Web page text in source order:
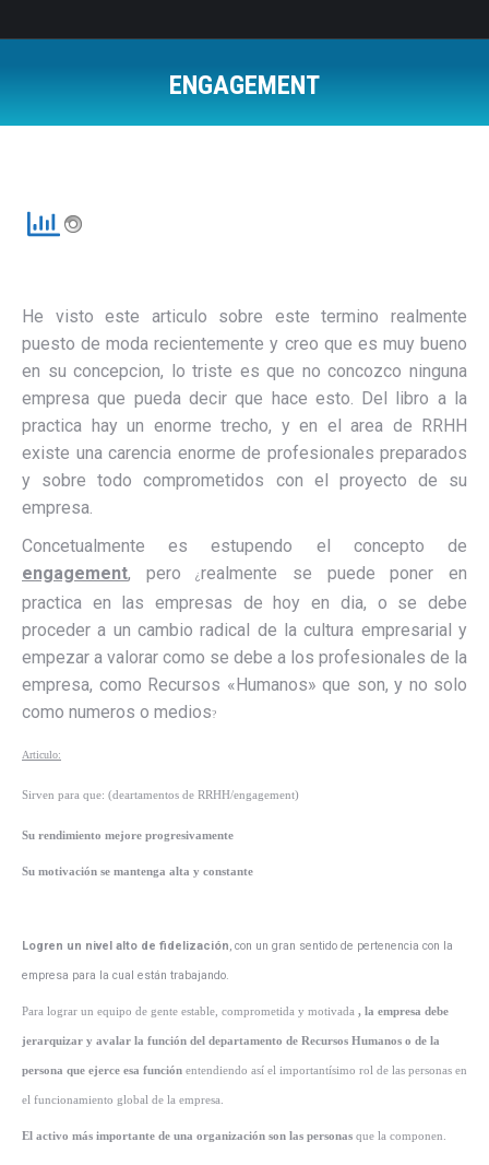
ENGAGEMENT
He visto este articulo sobre este termino realmente
puesto de moda recientemente y creo que es muy bueno
en su concepcion, lo triste es que no concozco ninguna
empresa que pueda decir que hace esto. Del libro a la
practica hay un enorme trecho, y en el area de RRHH
existe una carencia enorme de profesionales preparados
y sobre todo comprometidos con el proyecto de su
empresa.
Concetualmente es estupendo el concepto de
engagement, pero¿ realmente se puede poner en
practica en las empresas de hoy en dia, o se debe
proceder a un cambio radical de la cultura empresarial y
empezar a valorar como se debe a los profesionales de la
empresa, como Recursos «Humanos» que son, y no solo
como numeros o medios?
Articulo:
Sirven para que: (deartamentos de RRHH/engagement)
Su rendimiento mejore progresivamente
Su motivación se mantenga alta y constante
Logren un nivel alto de fidelización, con un gran sentido de pertenencia con la
empresa para la cual están trabajando.
Para lograr un equipo de gente estable, comprometida y motivada , la empresa debe
jerarquizar y avalar la función del departamento de Recursos Humanos o de la
persona que ejerce esa función entendiendo así el importantísimo rol de las personas en
el funcionamiento global de la empresa.
El activo más importante de una organización son las personas que la componen.